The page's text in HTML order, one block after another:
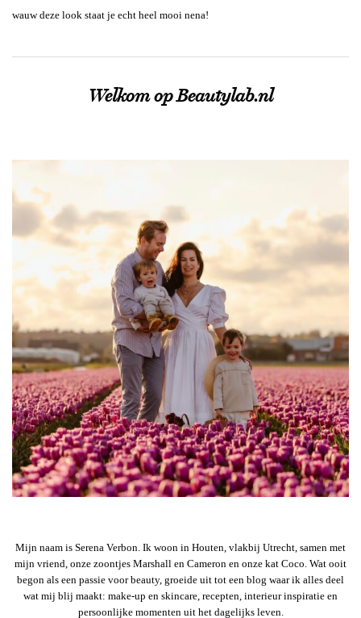
wauw deze look staat je echt heel mooi nena!
Welkom op Beautylab.nl
Mijn naam is Serena Verbon. Ik woon in Houten, vlakbij Utrecht, samen met
mijn vriend, onze zoontjes Marshall en Cameron en onze kat Coco. Wat ooit
begon als een passie voor beauty, groeide uit tot een blog waar ik alles deel
wat mij blij maakt: make-up en skincare, recepten, interieur inspiratie en
persoonlijke momenten uit het dagelijks leven.